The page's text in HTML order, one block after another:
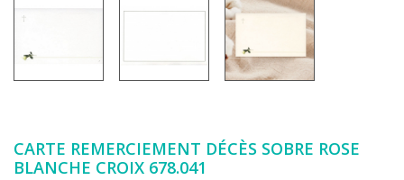
CARTE REMERCIEMENT DÉCÈS SOBRE ROSE
BLANCHE CROIX 678.041